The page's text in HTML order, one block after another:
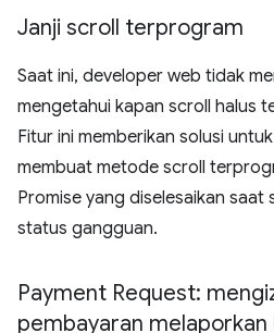
Janji scroll terprogram
Saat ini, developer web tidak
mengetahui kapan scroll halus
Fitur ini memberikan solusi
membuat metode scroll
Promise yang diselesaikan saat
status gangguan.
Payment Request:
pembayaran